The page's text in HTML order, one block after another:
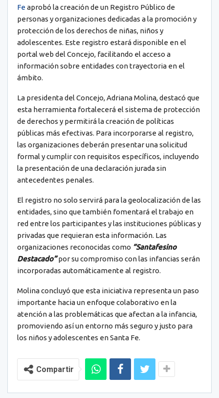
Feaprobó la creación de un Registro Público de
personas y organizaciones dedicadas a la promoción y
protección de los derechos de niñas, niños y
adolescentes. Este registro estará disponible en el
portal web del Concejo, facilitando el acceso a
información sobre entidades con trayectoria en el
ámbito.
La presidenta del Concejo, Adriana Molina, destacó que
esta herramienta fortalecerá el sistema de protección
de derechos y permitirá la creación de políticas
públicas más efectivas. Para incorporarse al registro,
las organizaciones deberán presentar una solicitud
formal y cumplir con requisitos específicos, incluyendo
la presentación de una declaración jurada sin
antecedentes penales.
El registro no solo servirá para la geolocalización de las
entidades, sino que también fomentará el trabajo en
red entre los participantes y las instituciones públicas y
privadas que requieran esta información. Las
organizaciones reconocidas como “Santafesino
Destacado”por su compromiso con las infancias serán
incorporadas automáticamente al registro.
Molina concluyó que esta iniciativa representa un paso
importante hacia un enfoque colaborativo en la
atención a las problemáticas que afectan a la infancia,
promoviendo así un entorno más seguro y justo para
los niños y adolescentes en Santa Fe.
Compartir